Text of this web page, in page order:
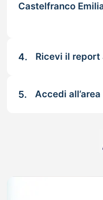
Castelfranco
4. Ricevi il
5. Accedi